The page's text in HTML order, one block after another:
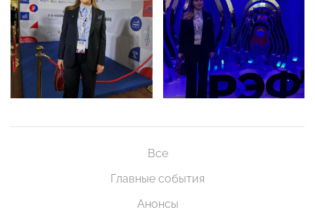
Все
Главные события
Анонсы